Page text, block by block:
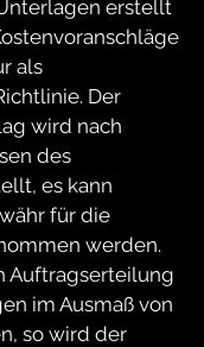
erstellt
als
Der
wird nach
des
es kann
für die
werden.
Auftragserteilung
im Ausmaß von
so wird der